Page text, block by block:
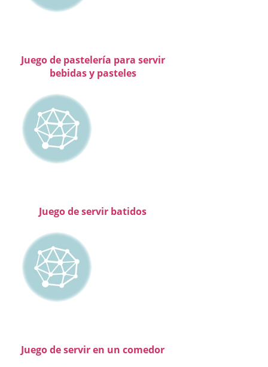
Juego de pastelería para servir
bebidas y pasteles
Juego de servir batidos
Juego de servir en un comedor